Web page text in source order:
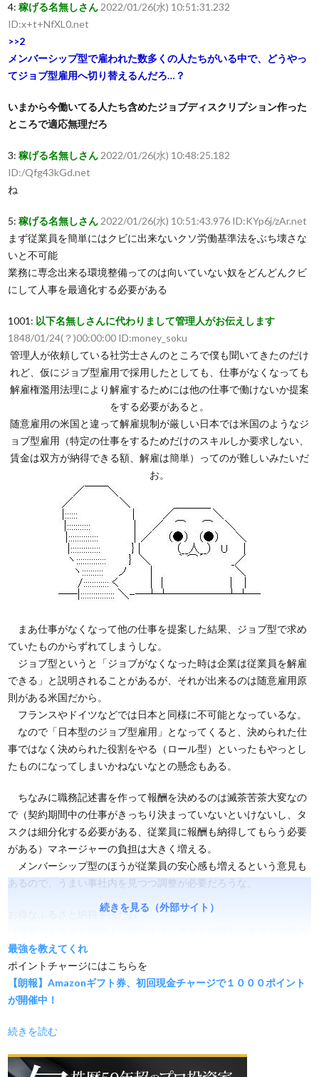
4: 稼げる名無しさん 2022/01/26(水) 10:51:31.232
ID:x+t+NfXL0.net
>>2
メンバーシップ型で雇われた数多くの人たちがいる中で、どうやっ
てジョブ型雇用へ切り替えるんだろ…？
いまから今働いてる人たち含めたジョブディスクリプション作った
ところで適応無理だろ
3: 稼げる名無しさん 2022/01/26(水) 10:48:25.182
ID:/Qfg43kGd.net
ね
5: 稼げる名無しさん 2022/01/26(水) 10:51:43.976 ID:KYp6j/zAr.net
まず従業員を簡単にはクビに出来ないクソ労働基準法をぶち壊さな
いと不可能
業務に専念出来る環境整備ってのは向いていない奴をどんどんクビ
にして人事を最適化する必要がある
1001: 以下名無しさんに代わりまして管理人がお伝えします
1848/01/24(？)00:00:00 ID:money_soku
管理人が依頼している社労士さんのところで僕も聞いてきたのだけ
れど、仮にジョブ型雇用で採用したとしても、仕事がなくなっても
解雇権濫用法理により解雇するためには他の仕事で働けないか提案
をする必要があると。
随意雇用の米国と違って解雇規制が厳しい日本では米国のようなジ
ョブ型雇用（特定の仕事をするためだけのスキルしか要求しない、
賃金は双方が納得できる額、解雇は簡単）ってのが難しいみたいだ
お。
まあ仕事がなくなって他の仕事を提案した結果、ジョブ型で求め
ていたものからずれてしまうしな。
ジョブ型というと「ジョブがなくなった時は企業は従業員を解雇
できる」と説明されることがあるが、それが出来るのは随意雇用原
則がある米国だから。
フランスやドイツなどでは日本と同様に不可能となっているな。
なので「日本型のジョブ型雇用」となってくると、決められた仕
事ではなく決められた役割をやる（ロール型）といったもやっとし
たものになってしまいかねないなとの懸念もある。
ちなみに職務記述書を作って報酬を決めるのは滅茶苦茶大変なの
で（契約期間中の仕事がきっちり決まっていないといけないし、タ
スクは細分化する必要がある、従業員に報酬も納得してもらう必要
がある）マネージャーの負担は大きく増える。
メンバーシップ型のほうが従業員の安心感も増えるという意見も
あるので、うまい事社内を見つつ調整が必要だろうな。
お得なふるさと納税手法だお
最強を教えてくれ
ポイントチャージにはこちらを
【朗報】Amazonギフト券、初回現金チャージで１０００ポイント
が開催中！
続きを読む
続きを見る（外部サイト）